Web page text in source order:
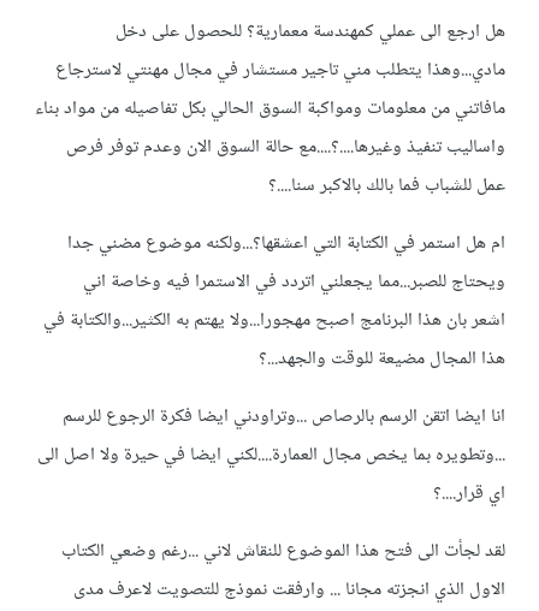
هل ارجع الى عملي كمهندسة معمارية؟ للحصول على دخل
مادي...وهذا يتطلب مني تاجير مستشار في مجال مهنتي لاسترجاع
مافاتني من معلومات ومواكبة السوق الحالي بكل تفاصيله من مواد بناء
واساليب تنفيذ وغيرها....؟....مع حالة السوق الان وعدم توفر فرص
عمل للشباب فما بالك بالاكبر سنا....؟
ام هل استمر في الكتابة التي اعشقها؟...ولكنه موضوع مضني جدا
ويحتاج للصبر...مما يجعلني اتردد في الاستمرا فيه وخاصة اني
اشعر بان هذا البرنامج اصبح مهجورا...ولا يهتم به الكثير...والكتابة في
هذا المجال مضيعة للوقت والجهد...؟
انا ايضا اتقن الرسم بالرصاص ...وتراودني ايضا فكرة الرجوع للرسم
...وتطويره بما يخص مجال العمارة....لكني ايضا في حيرة ولا اصل الى
اي قرار....؟
لقد لجأت الى فتح هذا الموضوع للنقاش لاني ...رغم وضعي الكتاب
الاول الذي انجزته مجانا ... وارفقت نموذج للتصويت لاعرف مدى